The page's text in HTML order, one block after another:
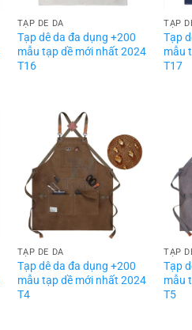
TẠP DỀ DA
Tạp dê da đa dụng +200
mẫu tạp dề mới nhất 2024
T16
TẠP
Tạp
mẫu
T17
TẠP DỀ DA
Tạp dê da đa dụng +200
mẫu tạp dề mới nhất 2024
T4
TẠP
Tạp
mẫu
T5